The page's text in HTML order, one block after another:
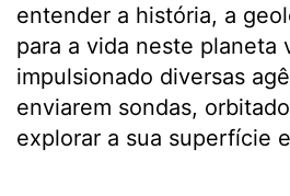
entender a história, a
para a vida neste planeta
impulsionado diversas
enviarem sondas,
explorar a sua superfície